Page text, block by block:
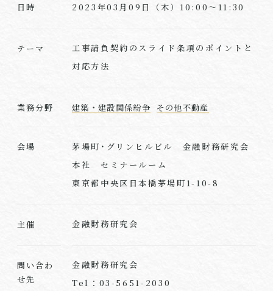
日時 2023年03月09日（木）10:00～11:30
テーマ
工事請負契約のスライド条項のポイントと
対応方法
業務分野 建築・建設関係紛争 その他不動産
会場
茅場町･グリンヒルビル 金融財務研究会
本社 セミナールーム
東京都中央区日本橋茅場町1-10-8
主催 金融財務研究会
問い合わ
せ先
金融財務研究会
Tel：03-5651-2030